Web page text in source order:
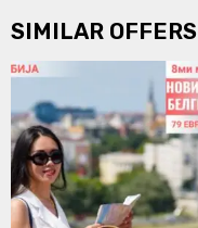
SIMILAR OFFERS